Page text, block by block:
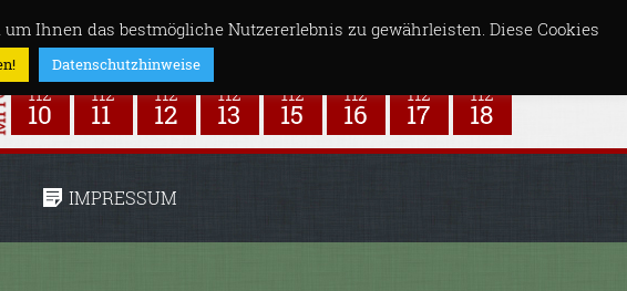
IMPRESSUM
Ihnen das bestmögliche Nutzererlebnis zu gewährleisten. Diese Cookies
Datenschutzhinweise